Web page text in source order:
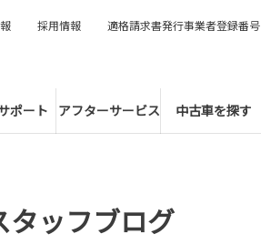
ポート アフターサービス 中古車を探す
採用情報 適格請求書発行事業者登録番号
タッフブログ